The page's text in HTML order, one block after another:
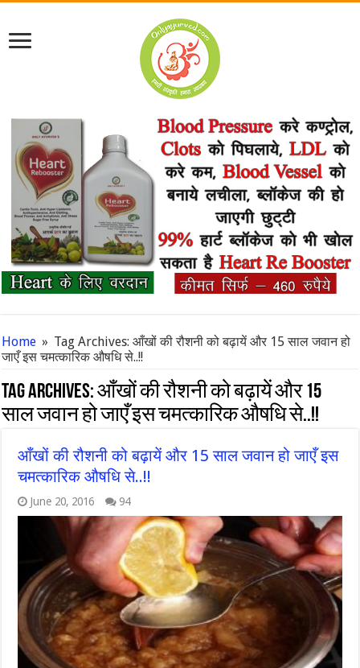
Home » Tag Archives: आँखों की रौशनी को बढ़ायें और 15 साल जवान हो
जाएँ इस चमत्कारिक औषधि से..!!
Tag Archives:आँखों की रौशनी को बढ़ायें और 15
साल जवान हो जाएँ इस चमत्कारिक औषधि से..!!
आँखों की रौशनी को बढ़ायें और 15 साल जवान हो जाएँ इस
चमत्कारिक औषधि से..!!
June 20, 2016 94